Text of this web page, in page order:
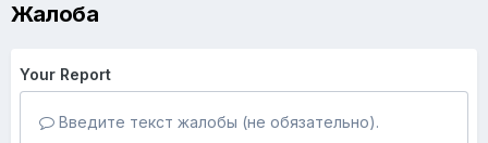
Жалоба
Your Report
Введите текст жалобы (не обязательно).